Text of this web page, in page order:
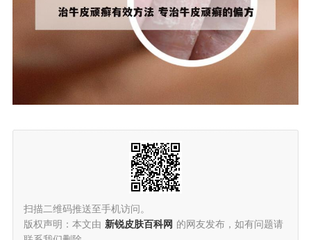
扫描二维码推送至手机访问。
版权声明：本文由 新锐皮肤百科网 的网友发布，如有问题请